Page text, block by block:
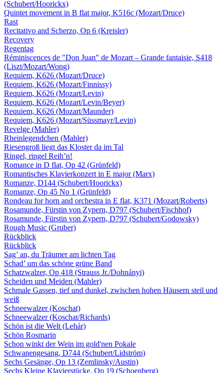
(Schubert/Hoorickx)
Quintet movement in B flat major, K516c (Mozart/Druce)
Rast
Recitativo and Scherzo, Op 6 (Kreisler)
Recovery
Regentag
Réminiscences de "Don Juan" de Mozart – Grande fantaisie, S418
(Liszt/Mozart/Wong)
Requiem, K626 (Mozart/Druce)
Requiem, K626 (Mozart/Finnissy)
Requiem, K626 (Mozart/Levin)
Requiem, K626 (Mozart/Levin/Beyer)
Requiem, K626 (Mozart/Maunder)
Requiem, K626 (Mozart/Süssmayr/Levin)
Revelge (Mahler)
Rheinlegendchen (Mahler)
Riesengroß liegt das Kloster da im Tal
Ringel, ringel Reih’n!
Romance in D flat, Op 42 (Grünfeld)
Romantisches Klavierkonzert in E major (Marx)
Romanze, D144 (Schubert/Hoorickx)
Romanze, Op 45 No 1 (Grünfeld)
Rondeau for horn and orchestra in E flat, K371 (Mozart/Roberts)
Rosamunde, Fürstin von Zypern, D797 (Schubert/Fischhof)
Rosamunde, Fürstin von Zypern, D797 (Schubert/Godowsky)
Rough Music (Gruber)
Rückblick
Rückblick
Sag’ an, du Träumer am lichten Tag
Schad’ um das schöne grüne Band
Schatzwalzer, Op 418 (Strauss Jr./Dohnányi)
Scheiden und Meiden (Mahler)
Schmale Gassen, tief und dunkel, zwischen hohen Häusern steil und
weiß
Schneewalzer (Koschat)
Schneewalzer (Koschat/Richards)
Schön ist die Welt (Lehár)
Schön Rosmarin
Schon winkt der Wein im gold'nen Pokale
Schwanengesang, D744 (Schubert/Lidström)
Sechs Gesänge, Op 13 (Zemlinsky/Austin)
Sechs Kleine Klavierstücke, Op 19 (Schoenberg)